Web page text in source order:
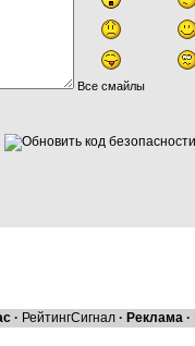
Все смайлы
· РейтингСигнал · Реклама ·